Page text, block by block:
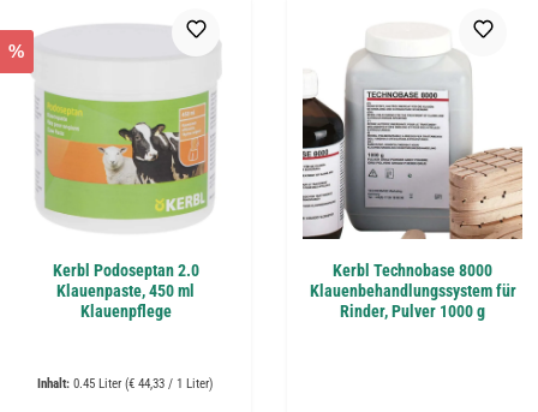
%
Kerbl Podoseptan 2.0
Klauenpaste, 450 ml
Klauenpflege
Inhalt: 0.45 Liter (€ 44,33 / 1 Liter)
Kerbl Technobase 8000
Klauenbehandlungssystem für
Rinder, Pulver 1000 g